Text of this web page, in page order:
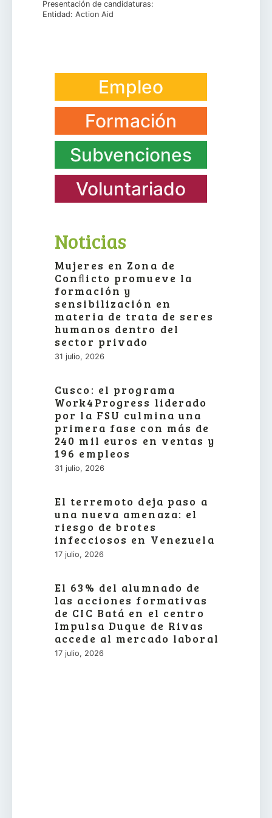
Presentación de candidaturas:
Entidad: Action Aid
Empleo
Formación
Subvenciones
Voluntariado
Noticias
Mujeres en Zona de
Conﬂicto promueve la
formación y
sensibilización en
materia de trata de seres
humanos dentro del
sector privado
31 julio, 2026
Cusco: el programa
Work4Progress liderado
por la FSU culmina una
primera fase con más de
240 mil euros en ventas y
196 empleos
31 julio, 2026
El terremoto deja paso a
una nueva amenaza: el
riesgo de brotes
infecciosos en Venezuela
17 julio, 2026
El 63% del alumnado de
las acciones formativas
de CIC Batá en el centro
Impulsa Duque de Rivas
accede al mercado laboral
17 julio, 2026